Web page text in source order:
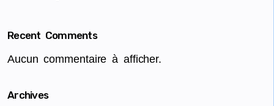
Recent Comments
Aucun commentaire à afficher.
Archives